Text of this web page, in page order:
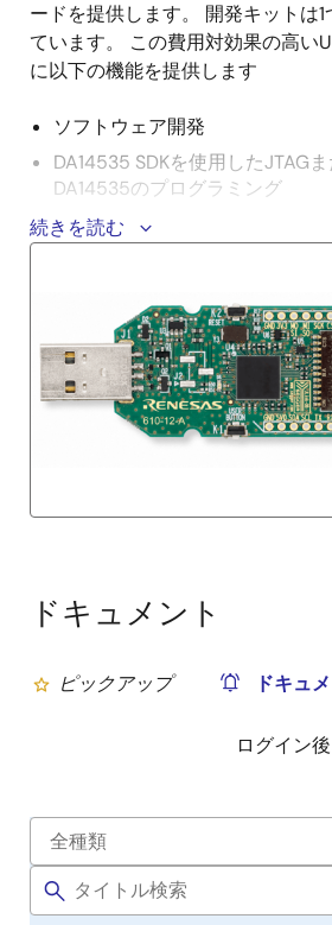
ードを提供します。 開発キットは
ています。 この費用対効果の高い
に以下の機能を提供します
ソフトウェア開発
DA14535 SDKを使用したJTAG
DA14535のプログラミング
MikroBUS™モジュール接続
および105°Cでの動作が規定されて
載した超低消費電力Bluetooth
は24ピンのFCGQFNパッケージで
続きを読む
ドキュメント
ピックアップ
ドキュ
ログイン